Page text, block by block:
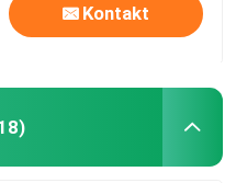
Kontakt